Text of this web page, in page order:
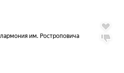
им. Ростроповича